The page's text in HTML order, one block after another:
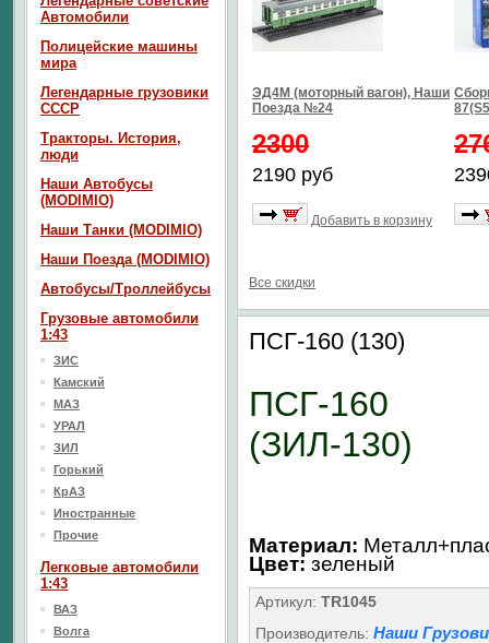
ЭД4М (моторный вагон), Наши
Поезда №24
2300
2190 руб
Добавить в корзину
Все скидки
ПСГ-160 (130)
ПСГ-160
(ЗИЛ-130)
Материал:
Цвет: зеленый
Артикул: TR1045
Производитель: Наши
Автомобили
Полицейские машины
мира
Легендарные грузовики
СССР
Тракторы. История,
люди
Наши Автобусы
(MODIMIO)
Наши Танки (MODIMIO)
Наши Поезда (MODIMIO)
Автобусы/Троллейбусы
Грузовые автомобили
1:43
ЗИС
Камский
МАЗ
УРАЛ
ЗИЛ
Горький
КрАЗ
Иностранные
Прочие
Легковые автомобили
1:43
ВАЗ
Волга